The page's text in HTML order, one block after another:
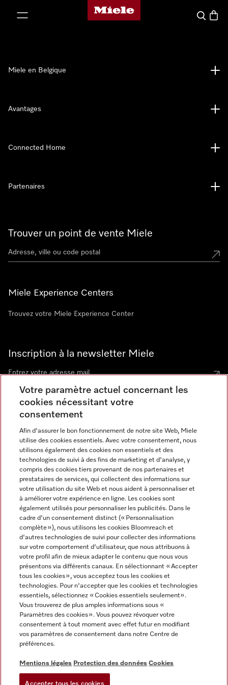
Page d'accueil de Miele
Search
Trouver un point de vente Miele
Miele Experience Centers
Trouvez votre Miele Experience Center
Inscription à la newsletter Miele
Contact contact@miele-support.be
Langue
FRANÇAIS
Miele en Belgique
Avantages
Connected Home
Partenaires
Informations légales
CGV
Conditions d’utilisation
Déclaration d'accessibilité
Digital Services Act
Miele sur Facebook
Miele sur Youtube
Miele sur Instagram
Miele sur Pinterest
Votre paramètre actuel concernant les
cookies nécessitant votre
consentement
Afin d'assurer le bon fonctionnement de notre site Web, Miele
utilise des cookies essentiels. Avec votre consentement, nous
utilisons également des cookies non essentiels et des
technologies de suivi à des fins de marketing et d'analyse, y
compris des cookies tiers provenant de nos partenaires et
prestataires de services, qui collectent des informations sur
votre utilisation du site Web et nous aident à personnaliser et
à améliorer votre expérience en ligne. Les cookies sont
également utilisés pour personnaliser les publicités. Dans le
cadre d'un consentement distinct (« Personnalisation
complète »), nous utilisons les cookies Bloomreach et
d'autres technologies de suivi pour collecter des informations
sur votre comportement d'utilisateur, que nous attribuons à
votre profil afin de mieux adapter le contenu que nous vous
présentons via différents canaux. En sélectionnant « Accepter
tous les cookies », vous acceptez tous les cookies et
technologies. Pour n'accepter que les cookies et technologies
essentiels, sélectionnez « Cookies essentiels seulement».
Vous trouverez de plus amples informations sous «
Paramètres des cookies ». Vous pouvez révoquer votre
consentement à tout moment avec effet futur en modifiant
vos paramètres de consentement dans notre Centre de
préférences.
Mentions légales Protection des données Cookies